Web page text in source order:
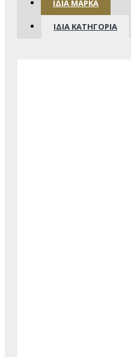
ΊΔΙΑ ΜΆΡΚΑ
ΊΔΙΑ ΚΑΤΗΓΟΡΊΑ